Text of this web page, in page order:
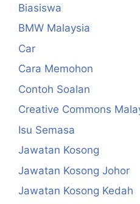
Biasiswa
BMW Malaysia
Car
Cara Memohon
Contoh Soalan
Creative Commons
Isu Semasa
Jawatan Kosong
Jawatan Kosong Johor
Jawatan Kosong Kedah